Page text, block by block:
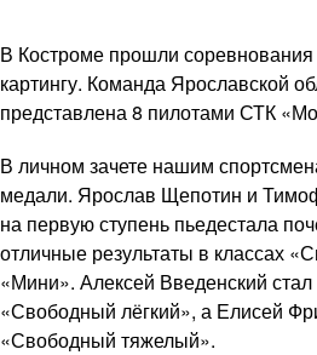
В Костроме прошли
картингу. Команда Ярославской
представлена 8 пилотами СТК
В личном зачете нашим
медали. Ярослав Щепотин и
на первую ступень пьедестала
отличные результаты в классах
«Мини». Алексей Введенский
«Свободный лёгкий», а Елисей
«Свободный тяжелый».